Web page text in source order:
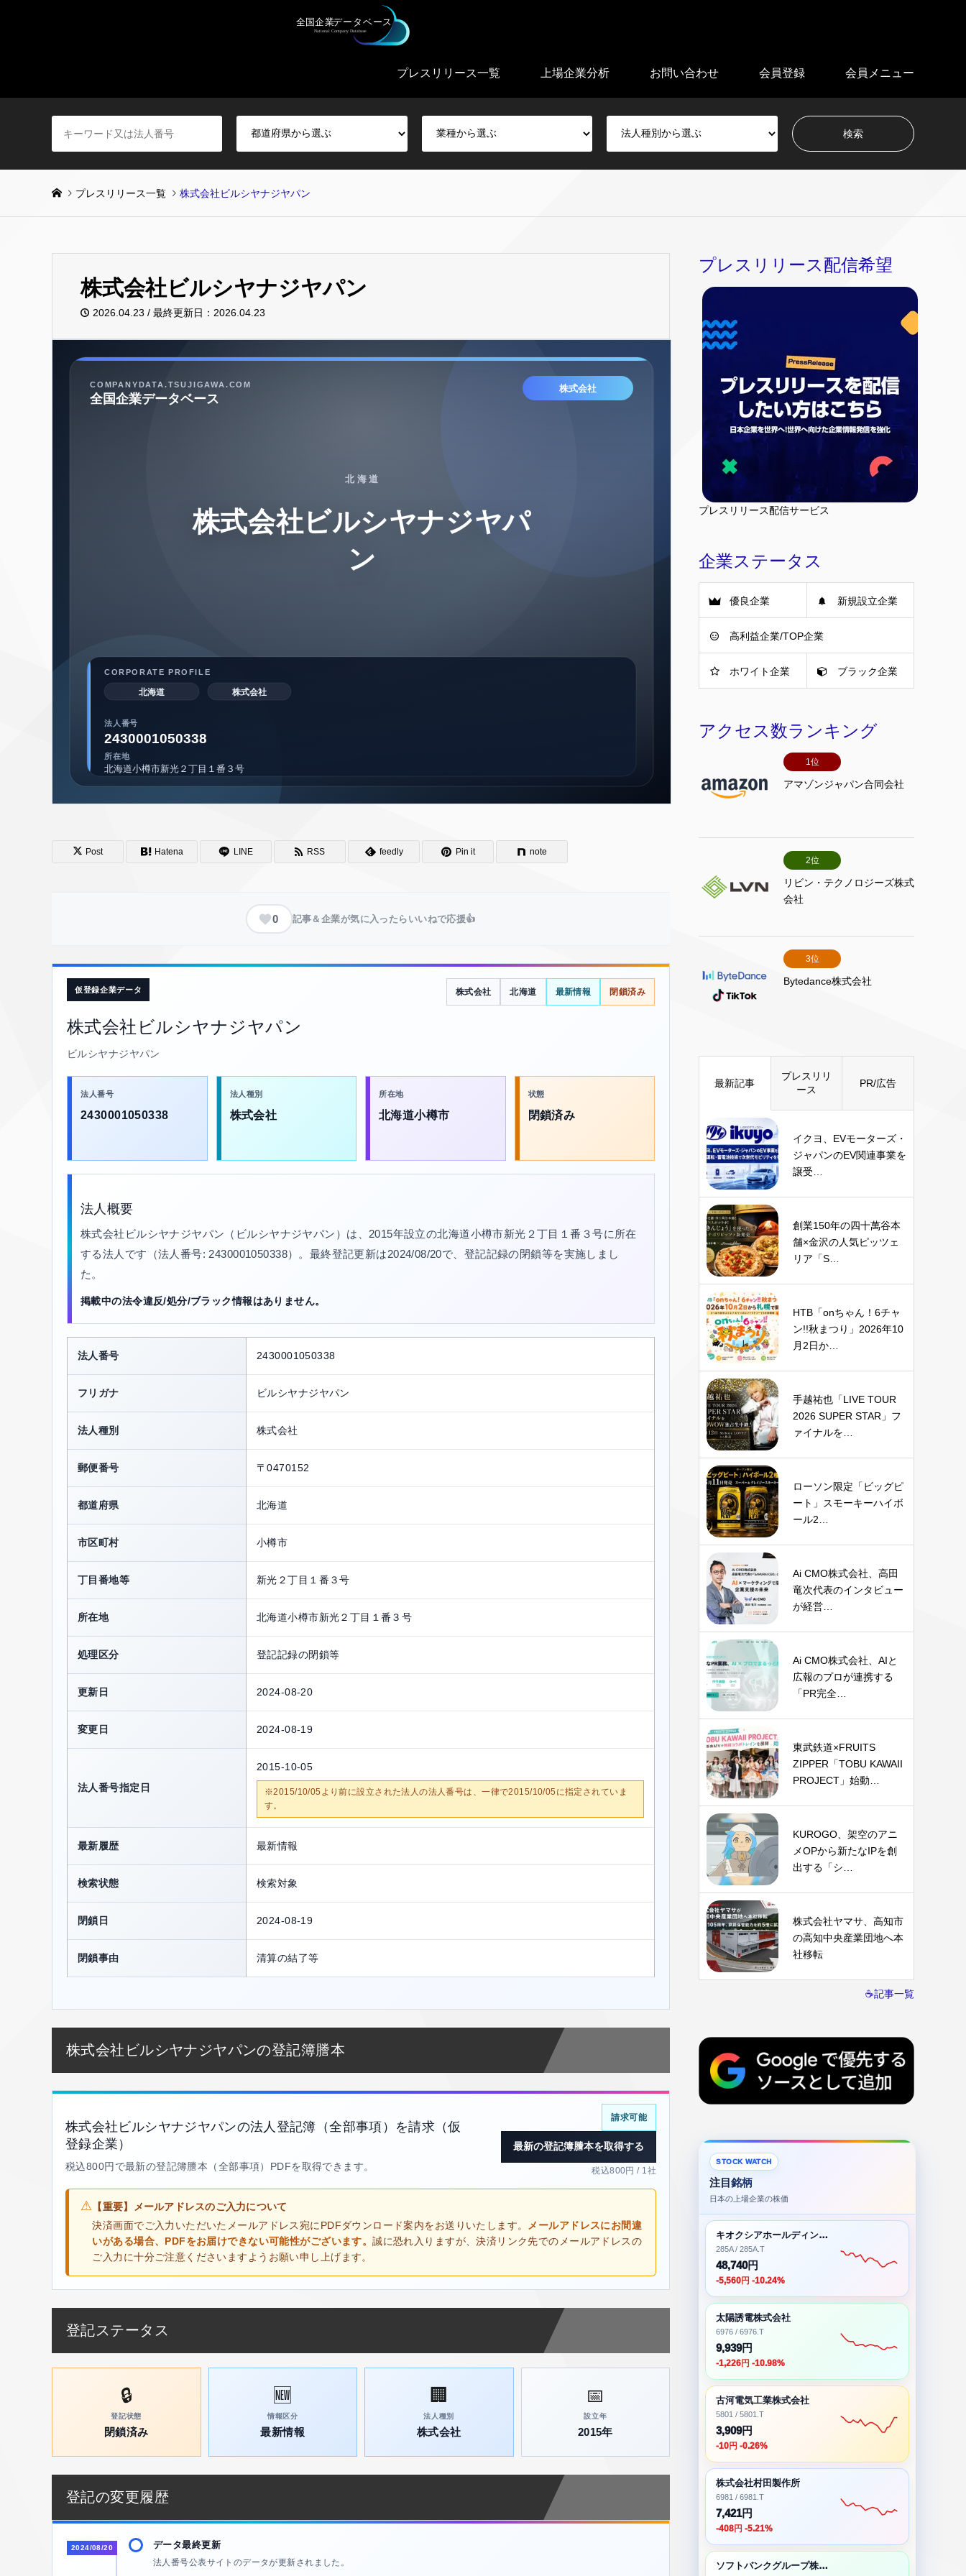
プレスリリース一覧 上場企業分析 お問い合わせ 会員登録 会員メニュー
プレスリリース一覧 株式会社ビルシヤナジヤパン
株式会社ビルシヤナジヤパン
2026.04.23 / 最終更新日：2026.04.23
Post Hatena LINE RSS feedly Pin it note
0 記事＆企業が気に入ったらいいねで応援👍
仮登録企業データ
株式会社ビルシヤナジヤパン
ビルシヤナジヤパン
株式会社 北海道 最新情報 閉鎖済み
法人番号
2430001050338
法人種別
株式会社
所在地
北海道小樽市
状態
閉鎖済み
法人概要
株式会社ビルシヤナジヤパン（ビルシヤナジヤパン）は、2015年設立の北海道小樽市新光２丁目１番３号に所在
する法人です（法人番号: 2430001050338）。最終登記更新は2024/08/20で、登記記録の閉鎖等を実施しまし
た。
掲載中の法令違反/処分/ブラック情報はありません。
法人番号 2430001050338
フリガナ ビルシヤナジヤパン
法人種別 株式会社
郵便番号 〒0470152
都道府県 北海道
市区町村 小樽市
丁目番地等 新光２丁目１番３号
所在地 北海道小樽市新光２丁目１番３号
処理区分 登記記録の閉鎖等
更新日 2024-08-20
変更日 2024-08-19
法人番号指定日
2015-10-05
※2015/10/05より前に設立された法人の法人番号は、一律で2015/10/05に指定されていま
す。
最新履歴 最新情報
検索状態 検索対象
閉鎖日 2024-08-19
閉鎖事由 清算の結了等
株式会社ビルシヤナジヤパンの登記簿謄本
株式会社ビルシヤナジヤパンの法人登記簿（全部事項）を請求（仮
登録企業）
税込800円で最新の登記簿謄本（全部事項）PDFを取得できます。
請求可能
最新の登記簿謄本を取得する
税込800円 / 1社
⚠ 【重要】メールアドレスのご入力について
決済画面でご入力いただいたメールアドレス宛にPDFダウンロード案内をお送りいたします。 メールアドレスにお間違
いがある場合、PDFをお届けできない可能性がございます。誠に恐れ入りますが、決済リンク先でのメールアドレスの
ご入力に十分ご注意くださいますようお願い申し上げます。
登記ステータス
🔒
登記状態
閉鎖済み
🆕
情報区分
最新情報
🏢
法人種別
株式会社
📅
設立年
2015年
登記の変更履歴
2024/08/20 データ最終更新
法人番号公表サイトのデータが更新されました。
プレスリリース配信希望
プレスリリース配信サービス
企業ステータス
優良企業 新規設立企業
高利益企業/TOP企業
ホワイト企業 ブラック企業
アクセス数ランキング
1位
アマゾンジャパン合同会社
2位
リビン・テクノロジーズ株式
会社
3位
Bytedance株式会社
最新記事
プレスリリ
ース
PR/広告
イクヨ、EVモーターズ・
ジャパンのEV関連事業を
譲受…
創業150年の四十萬谷本
舗×金沢の人気ピッツェ
リア「S…
HTB「onちゃん！6チャ
ン!!秋まつり」2026年10
月2日か…
手越祐也「LIVE TOUR
2026 SUPER STAR」フ
ァイナルを…
ローソン限定「ビッグピ
ート」スモーキーハイボ
ール2…
Ai CMO株式会社、高田
竜次代表のインタビュー
が経営…
Ai CMO株式会社、AIと
広報のプロが連携する
「PR完全…
東武鉄道×FRUITS
ZIPPER「TOBU KAWAII
PROJECT」始動…
KUROGO、架空のアニ
メOPから新たなIPを創
出する「シ…
株式会社ヤマサ、高知市
の高知中央産業団地へ本
社移転
☕記事一覧
STOCK WATCH
注目銘柄
日本の上場企業の株価
キオクシアホールディングス株式会社
285A / 285A.T
48,740円
-5,560円 -10.24%
太陽誘電株式会社
6976 / 6976.T
9,939円
-1,226円 -10.98%
古河電気工業株式会社
5801 / 5801.T
3,909円
-10円 -0.26%
株式会社村田製作所
6981 / 6981.T
7,421円
-408円 -5.21%
ソフトバンクグループ株式会社